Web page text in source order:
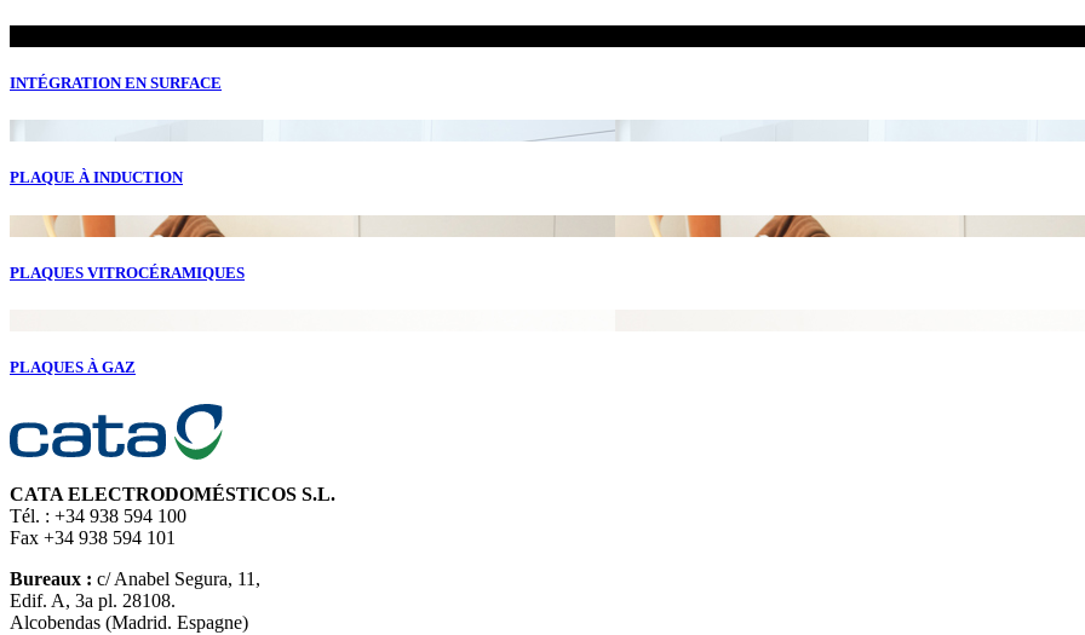
INTÉGRATION EN SURFACE
PLAQUE À INDUCTION
PLAQUES VITROCÉRAMIQUES
PLAQUES À GAZ
CATA ELECTRODOMÉSTICOS S.L.
Tél. : +34 938 594 100
Fax +34 938 594 101
Bureaux : c/ Anabel Segura, 11,
Edif. A, 3a pl. 28108.
Alcobendas (Madrid. Espagne)